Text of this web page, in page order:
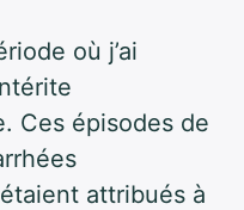
où j’ai
Ces épisodes de
attribués à